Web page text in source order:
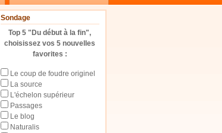
Sondage
Top 5 "Du début à la fin",
choisissez vos 5 nouvelles
favorites :
Le coup de foudre originel
La source
L'échelon supérieur
Passages
Le blog
Naturalis